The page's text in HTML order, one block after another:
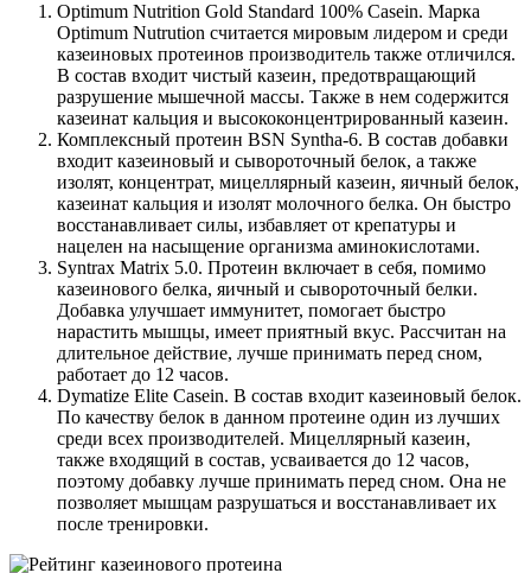
Optimum Nutrition Gold Standard 100% Casein. Марка
Optimum Nutrution считается мировым лидером и среди
казеиновых протеинов производитель также отличился.
В состав входит чистый казеин, предотвращающий
разрушение мышечной массы. Также в нем содержится
казеинат кальция и высококонцентрированный казеин.
Комплексный протеин BSN Syntha-6. В состав добавки
входит казеиновый и сывороточный белок, а также
изолят, концентрат, мицеллярный казеин, яичный белок,
казеинат кальция и изолят молочного белка. Он быстро
восстанавливает силы, избавляет от крепатуры и
нацелен на насыщение организма аминокислотами.
Syntrax Matrix 5.0. Протеин включает в себя, помимо
казеинового белка, яичный и сывороточный белки.
Добавка улучшает иммунитет, помогает быстро
нарастить мышцы, имеет приятный вкус. Рассчитан на
длительное действие, лучше принимать перед сном,
работает до 12 часов.
Dymatize Elite Casein. В состав входит казеиновый белок.
По качеству белок в данном протеине один из лучших
среди всех производителей. Мицеллярный казеин,
также входящий в состав, усваивается до 12 часов,
поэтому добавку лучше принимать перед сном. Она не
позволяет мышцам разрушаться и восстанавливает их
после тренировки.